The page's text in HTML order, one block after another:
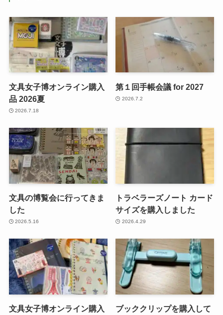
文具女子博オンライン購入
品 2026夏
2026.7.18
第１回手帳会議 for 2027
2026.7.2
文具の博覧会に行ってきま
した
2026.5.16
トラベラーズノート カード
サイズを購入しました
2026.4.29
文具女子博オンライン購入
ブッククリップを購入して